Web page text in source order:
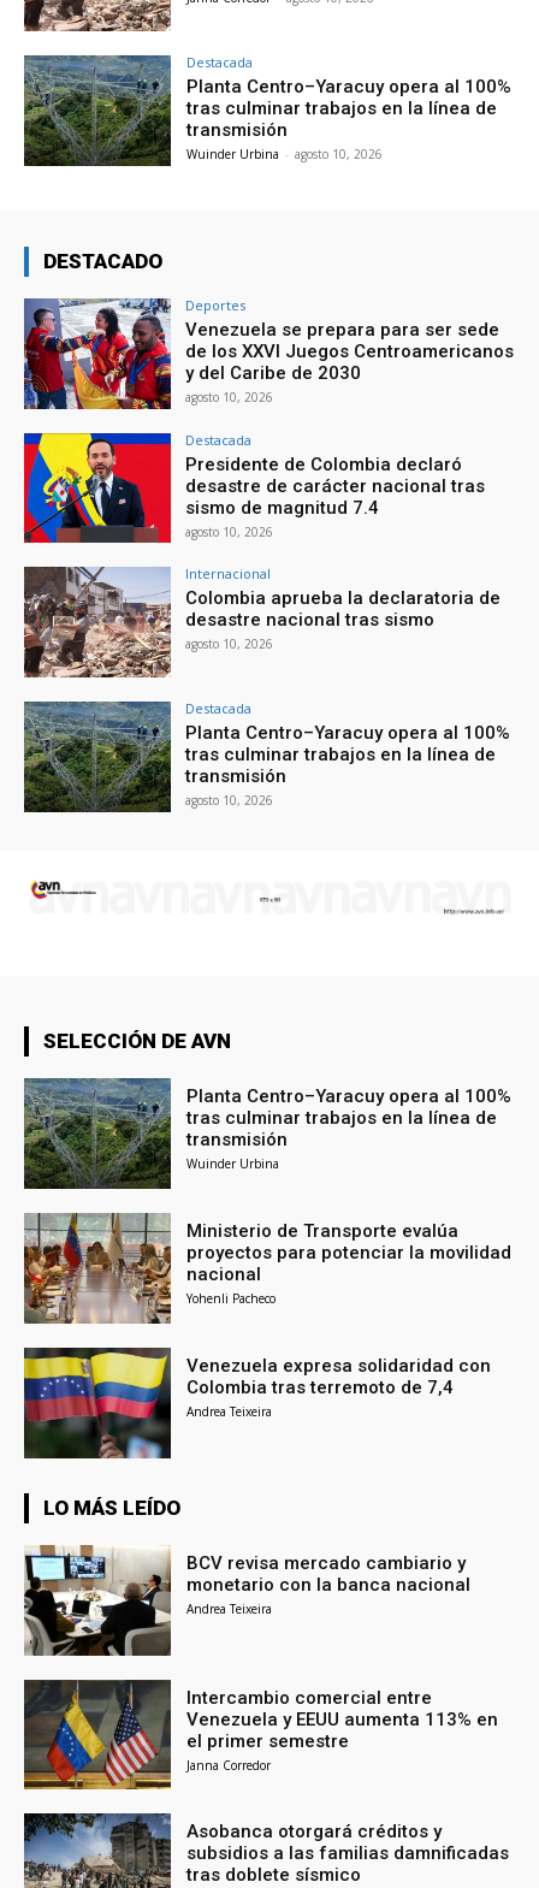
Destacada
Planta Centro–Yaracuy opera al 100%
tras culminar trabajos en la línea de
transmisión
Wuinder Urbina - agosto 10, 2026
DESTACADO
Deportes
Venezuela se prepara para ser sede
de los XXVI Juegos Centroamericanos
y del Caribe de 2030
agosto 10, 2026
Destacada
Presidente de Colombia declaró
desastre de carácter nacional tras
sismo de magnitud 7.4
agosto 10, 2026
Internacional
Colombia aprueba la declaratoria de
desastre nacional tras sismo
agosto 10, 2026
Destacada
Planta Centro–Yaracuy opera al 100%
tras culminar trabajos en la línea de
transmisión
agosto 10, 2026
SELECCIÓN DE AVN
Planta Centro–Yaracuy opera al 100%
tras culminar trabajos en la línea de
transmisión
Wuinder Urbina
Ministerio de Transporte evalúa
proyectos para potenciar la movilidad
nacional
Yohenli Pacheco
Venezuela expresa solidaridad con
Colombia tras terremoto de 7,4
Andrea Teixeira
LO MÁS LEÍDO
BCV revisa mercado cambiario y
monetario con la banca nacional
Andrea Teixeira
Intercambio comercial entre
Venezuela y EEUU aumenta 113% en
el primer semestre
Janna Corredor
Asobanca otorgará créditos y
subsidios a las familias damnificadas
tras doblete sísmico